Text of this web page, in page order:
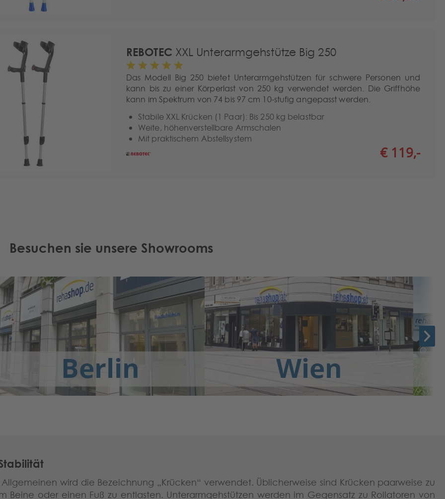
REBOTEC XXL Unterarmgehstütze Big 250
Das Modell Big 250 bietet Unterarmgehstützen für schwere Personen und
kann bis zu einer Körperlast von 250 kg verwendet werden. Die Griffhöhe
kann im Spektrum von 74 bis 97 cm 10-stufig angepasst werden.
Stabile XXL Krücken (1 Paar): Bis 250 kg belastbar
Weite, höhenverstellbare Armschalen
Mit praktischem Abstellsystem
€ 119,-
Besuchen sie unsere Showrooms
wird die Bezeichnung „Krücken“ verwendet. Üblicherweise sind Krücken paarweise zu
Beine oder einen Fuß zu entlasten. Unterarmgehstützen werden im Gegensatz zu Rollatoren von